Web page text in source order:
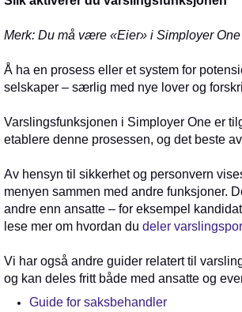
Merk: Du må være «Eier» i Simployer
Å ha en prosess eller et system for
selskaper – særlig med nye lover og
Varslingsfunksjonen i Simployer One er
etablere denne prosessen, og det beste
Av hensyn til sikkerhet og personvern
menyen sammen med andre funksjoner.
andre enn ansatte – for eksempel
lese mer om hvordan du deler
Vi har også andre guider relatert til
og kan deles fritt både med ansatte og
Guide for saksbehandler